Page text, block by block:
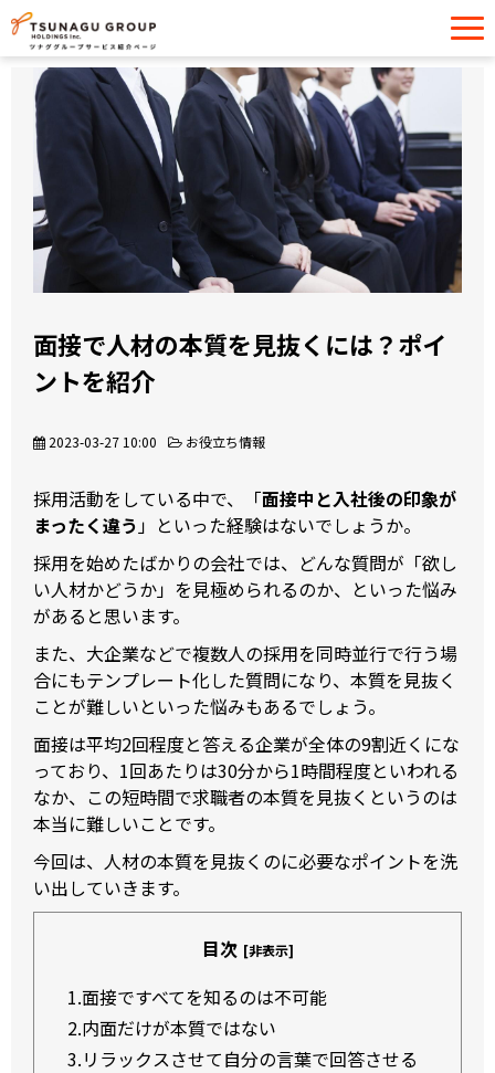
サービス一覧
導入事例
イベント・セミナー
お役立ち情報
お問い合わせ
面接で人材の本質を見抜くには？ポイ
ントを紹介
2023-03-27 10:00 お役立ち情報
採用活動をしている中で、「面接中と入社後の印象が
まったく違う 」といった経験はないでしょうか。
採用を始めたばかりの会社では、どんな質問が「欲し
い人材かどうか」を見極められるのか、といった悩み
があると思います。
また、大企業などで複数人の採用を同時並行で行う場
合にもテンプレート化した質問になり、本質を見抜く
ことが難しいといった悩みもあるでしょう。
面接は平均2回程度と答える企業が全体の9割近くにな
っており、1回あたりは30分から1時間程度といわれる
なか、この短時間で求職者の本質を見抜くというのは
本当に難しいことです。
今回は、人材の本質を見抜くのに必要なポイントを洗
い出していきます。
目次 [非表示]
1.面接ですべてを知るのは不可能
2.内面だけが本質ではない
3.リラックスさせて自分の言葉で回答させる